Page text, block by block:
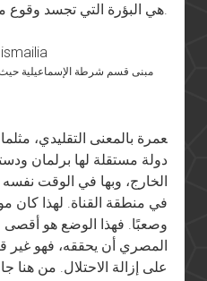
مبنى قسم شرطة الإسماعيلية حيث
عمرة بالمعنى التقليدي،
دولة مستقلة لها برلمان
الخارج، وبها في الوقت نفسه
في منطقة القناة. لهذا كان
وصعبًا. فهذا الوضع هو أقصى
المصري أن يحققه، فهو غير
على إزالة الاحتلال. من هنا